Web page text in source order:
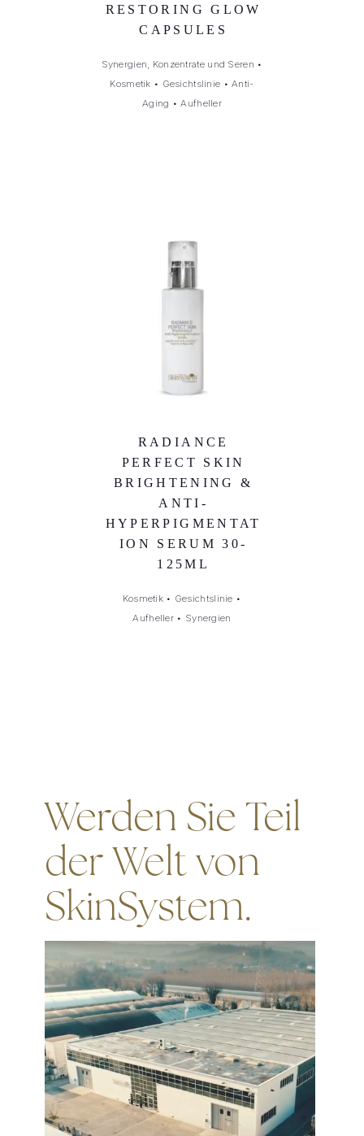
RESTORING GLOW
CAPSULES
Synergien, Konzentrate und Seren •
Kosmetik • Gesichtslinie •Anti-
Aging •Aufheller
RADIANCE
PERFECT SKIN
BRIGHTENING &
ANTI-
HYPERPIGMENTAT
ION SERUM 30-
125ML
Kosmetik • Gesichtslinie •
Aufheller • Synergien
Werden Sie Teil
der Welt von
SkinSystem.